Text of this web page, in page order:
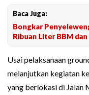
Baca Juga:
Bongkar
Ribuan Liter BBM dan
Usai pelaksanaan
melanjutkan kegiatan
yang berlokasi di Jalan